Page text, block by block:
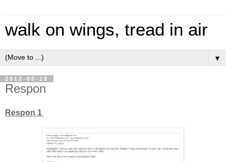
walk on wings, tread in air
▼
2012-05-28
Respon
Respon 1